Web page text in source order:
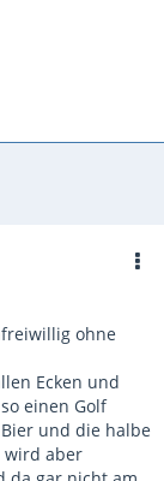
ohne
Ecken und
einen Golf
und die halbe
wird aber